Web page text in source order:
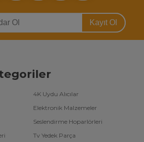
Kayıt Ol
4K Uydu Alıcılar
Elektronik Malzemeler
Seslendirme Hoparlörleri
Tv Yedek Parça